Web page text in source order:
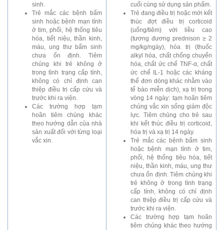
sinh.
Trẻ mắc các bệnh bẩm
sinh hoặc bệnh mạn tính
ở tim, phổi, hệ thống tiêu
hóa, tiết niệu, thần kinh,
máu, ung thư bẩm sinh
chưa ổn định. Tiêm
chủng khi trẻ không ở
trong tình trạng cấp tính,
không có chỉ định can
thiệp điều trị cấp cứu và
trước khi ra viện.
Các trường hợp tạm
hoãn tiêm chủng khác
theo hướng dẫn của nhà
sản xuất đối với từng loại
vắc xin.
cuối cùng sử dụng sản phẩm.
Trẻ đang điều trị hoặc mới kết
thúc đợt điều trị corticoid
(uống/tiêm) với liều cao
(tương đương prednison ≥ 2
mg/kg/ngày), hóa trị (thuốc
alkyl hóa, chất chống chuyển
hóa, chất ức chế TNF-α, chất
ức chế IL-1 hoặc các kháng
thể đơn dòng khác nhằm vào
tế bào miễn dịch), xạ trị trong
vòng 14 ngày: tạm hoãn tiêm
chủng vắc xin sống giảm độc
lực. Tiêm chủng cho trẻ sau
khi kết thúc điều trị corticoid,
hóa trị và xạ trị 14 ngày.
Trẻ mắc các bệnh bẩm sinh
hoặc bệnh mạn tính ở tim,
phổi, hệ thống tiêu hóa, tiết
niệu, thần kinh, máu, ung thư
chưa ổn định. Tiêm chủng khi
trẻ không ở trong tình trạng
cấp tính, không có chỉ định
can thiệp điều trị cấp cứu và
trước khi ra viện.
Các trường hợp tạm hoãn
tiêm chủng khác theo hướng